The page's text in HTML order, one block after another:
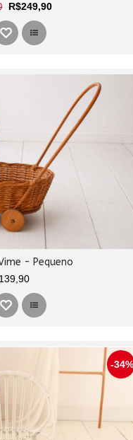
R$249,90
- Pequeno
-34%